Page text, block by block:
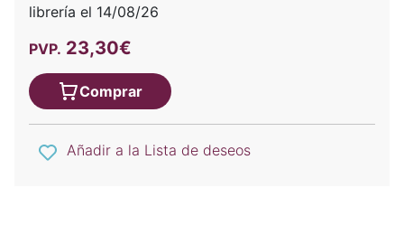
librería el 14/08/26
PVP. 23,30€
Comprar
Añadir a la Lista de deseos